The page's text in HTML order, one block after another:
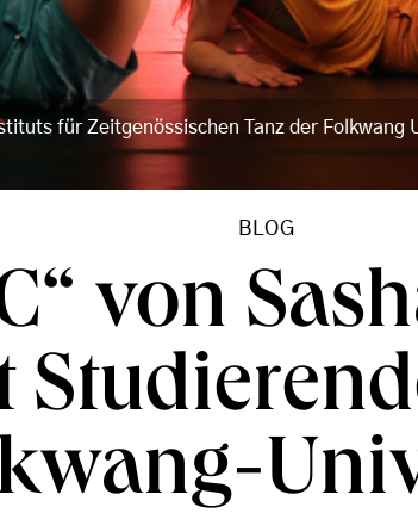
für Zeitgenössischen Tanz der
BLOG
von